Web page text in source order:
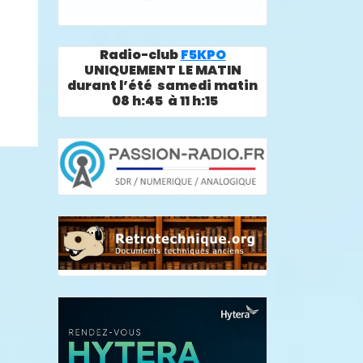
Radio-clubF5KPO
UNIQUEMENT LE MATIN
durant l’été samedi matin
08 h:45 à 11 h:15